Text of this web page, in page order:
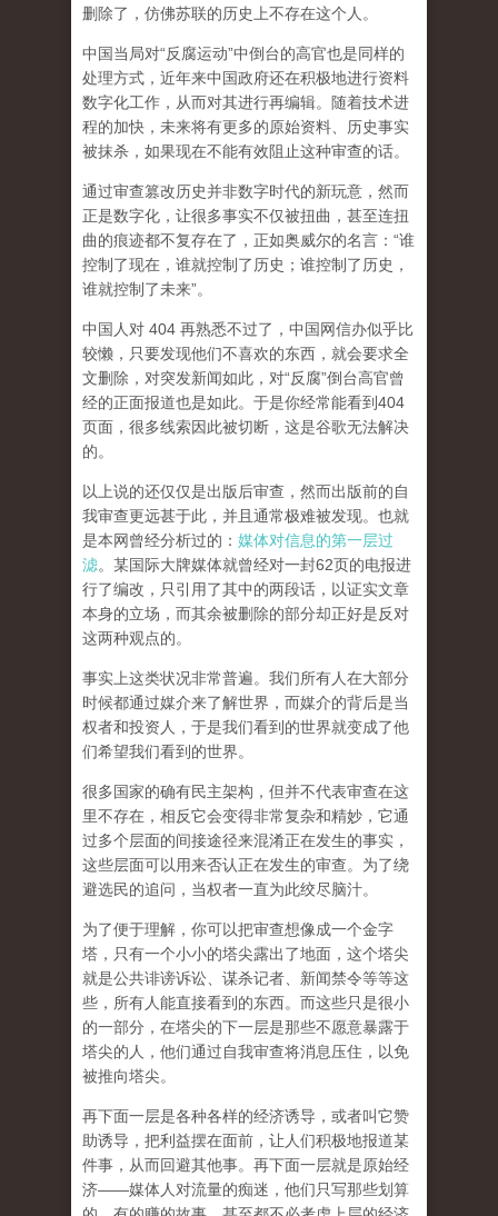
删除了，仿佛苏联的历史上不存在这个人。
中国当局对“反腐运动”中倒台的高官也是同样的
处理方式，近年来中国政府还在积极地进行资料
数字化工作，从而对其进行再编辑。随着技术进
程的加快，未来将有更多的原始资料、历史事实
被抹杀，如果现在不能有效阻止这种审查的话。
通过审查篡改历史并非数字时代的新玩意，然而
正是数字化，让很多事实不仅被扭曲，甚至连扭
曲的痕迹都不复存在了，正如奥威尔的名言：“谁
控制了现在，谁就控制了历史；谁控制了历史，
谁就控制了未来”。
中国人对 404 再熟悉不过了，中国网信办似乎比
较懒，只要发现他们不喜欢的东西，就会要求全
文删除，对突发新闻如此，对“反腐”倒台高官曾
经的正面报道也是如此。于是你经常能看到404
页面， 很多线索因此被切断，这是谷歌无法解决
的。
以上说的还仅仅是出版后审查，然而出版前的自
我审查更远甚于此，并且通常极难被发现。 也就
是本网曾经分析过的： 媒体对信息的第一层过
滤。某国际大牌媒体就曾经对一封62页的电报进
行了编改，只引用了其中的两段话，以证实文章
本身的立场，而其余被删除的部分却正好是反对
这两种观点的。
事实上这类状况非常普遍。我们所有人在大部分
时候都通过媒介来了解世界，而媒介的背后是当
权者和投资人，于是我们看到的世界就变成了他
们希望我们看到的世界。
很多国家的确有民主架构，但并不代表审查在这
里不存在，相反它会变得非常复杂和精妙，它通
过多个层面的间接途径来混淆正在发生的事实，
这些层面可以用来否认正在发生的审查。为了绕
避选民的追问，当权者一直为此绞尽脑汁。
为了便于理解，你可以把审查想像成一个金字
塔，只有一个小小的塔尖露出了地面，这个塔尖
就是公共诽谤诉讼、谋杀记者、新闻禁令等等这
些，所有人能直接看到的东西。而这些只是很小
的一部分，在塔尖的下一层是那些不愿意暴露于
塔尖的人，他们通过自我审查将消息压住，以免
被推向塔尖。
再下面一层是各种各样的经济诱导，或者叫它赞
助诱导，把利益摆在面前，让人们积极地报道某
件事，从而回避其他事。再下面一层就是原始经
济——媒体人对流量的痴迷，他们只写那些划算